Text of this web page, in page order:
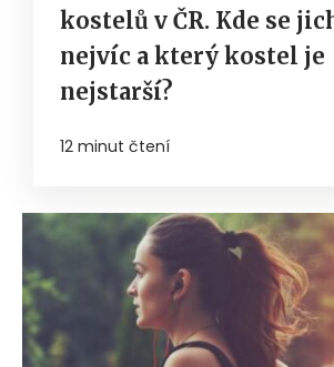
kostelů v ČR. Kde se
nejvíc a který kostel je
nejstarší?
12 minut čtení